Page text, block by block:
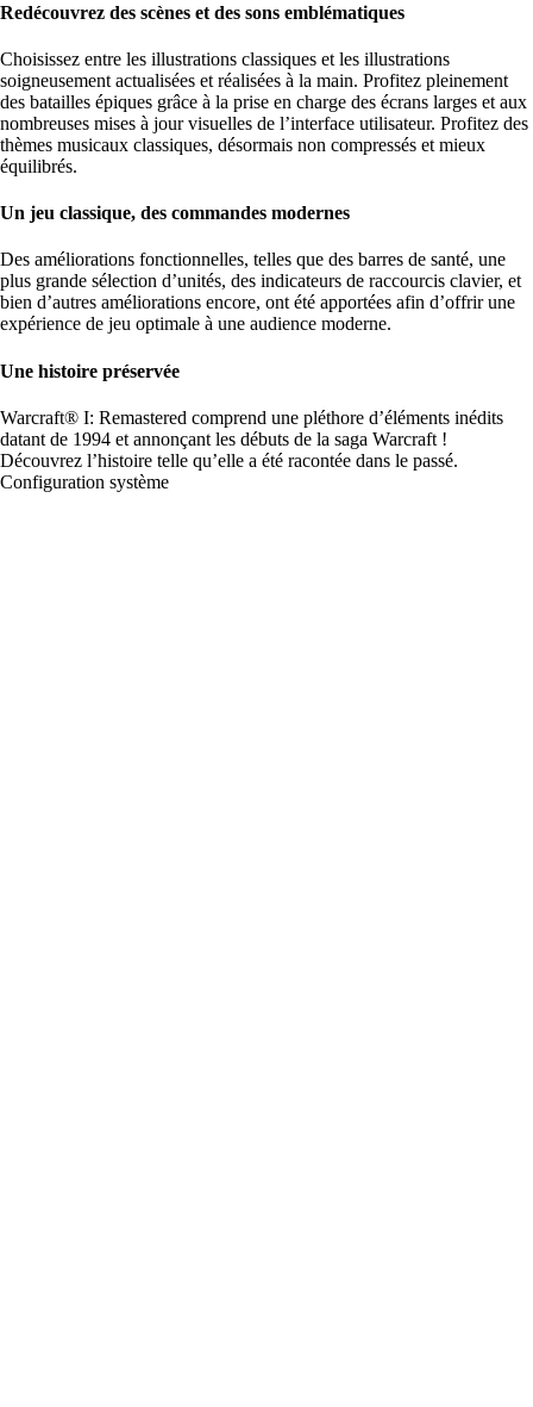
Redécouvrez des scènes et des sons emblématiques
Choisissez entre les illustrations classiques et les illustrations
soigneusement actualisées et réalisées à la main. Profitez pleinement
des batailles épiques grâce à la prise en charge des écrans larges et aux
nombreuses mises à jour visuelles de l’interface utilisateur. Profitez des
thèmes musicaux classiques, désormais non compressés et mieux
équilibrés.
Un jeu classique, des commandes modernes
Des améliorations fonctionnelles, telles que des barres de santé, une
plus grande sélection d’unités, des indicateurs de raccourcis clavier, et
bien d’autres améliorations encore, ont été apportées afin d’offrir une
expérience de jeu optimale à une audience moderne.
Une histoire préservée
Warcraft® I: Remastered comprend une pléthore d’éléments inédits
datant de 1994 et annonçant les débuts de la saga Warcraft !
Découvrez l’histoire telle qu’elle a été racontée dans le passé.
Configuration système